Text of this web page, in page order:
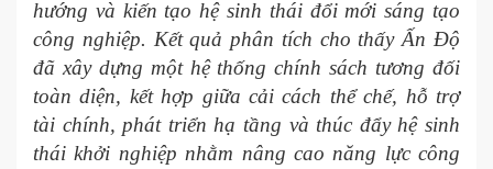
hướng và kiến tạo hệ sinh thái đổi mới sáng tạo
công nghiệp. Kết quả phân tích cho thấy Ấn Độ
đã xây dựng một hệ thống chính sách tương đối
toàn diện, kết hợp giữa cải cách thể chế, hỗ trợ
tài chính, phát triển hạ tầng và thúc đẩy hệ sinh
thái khởi nghiệp nhằm nâng cao năng lực công